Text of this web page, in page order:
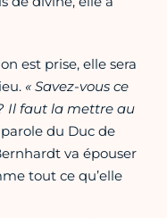
est prise, elle sera
« Savez-vous ce
Il faut la mettre au
du Duc de
va épouser
tout ce qu’elle